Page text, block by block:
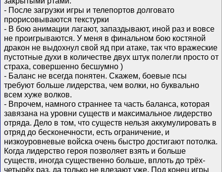
- После загрузки игры и телепортов долговато
прорисовываются текстурки
- В бою анимации лагают, запаздывают, иной раз и вовсе
не проигрываются. У меня в финальном бою костяной
дракон не выдохнул свой яд при атаке, так что вражеские
пустотные духи в количестве двух штук полегли просто от
страха, совершенно бесшумно )
- Баланс не всегда понятен. Скажем, боевые псы
требуют больше лидерства, чем волки, но буквально
всем хуже волков.
- Впрочем, намного страннее та часть баланса, которая
завязана на уровни существ и максимальное лидерство
отряда. Дело в том, что существ нельзя аккумулировать в
отряд до бесконечности, есть ограничение, и
низкоуровневые войска очень быстро достигают потолка.
Когда лидерство героя позволяет взять и больше
существ, иногда существенно больше, вплоть до трёх-
четырёх раз, да только не влезают уже. Под конец игры